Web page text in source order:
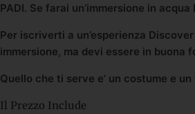
PADI. Se farai un’immersione in
Per iscriverti a un’esperienza
immersione, ma devi essere in buona
Quello che ti serve e’ un costume e
Il Prezzo Include